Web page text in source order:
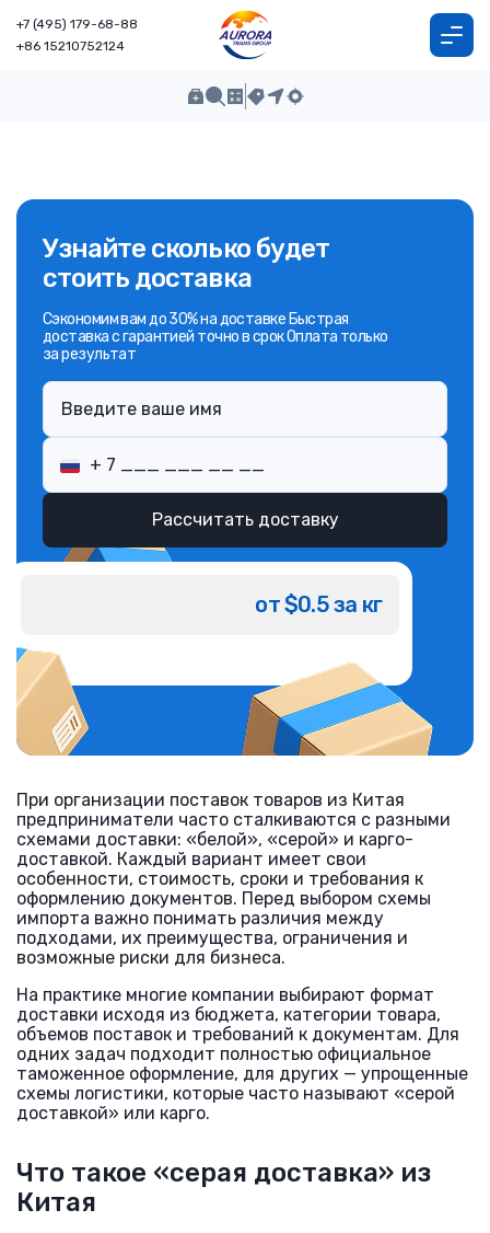
+7 (495) 179-68-88
+86 15210752124
Узнайте сколько будет
стоить доставка
Сэкономим вам до 30% на доставке Быстрая
доставка с гарантией точно в срок Оплата только
за результат
Рассчитать доставку
от $0.5 за кг
При организации поставок товаров из Китая
предприниматели часто сталкиваются с разными
схемами доставки: «белой», «серой» и карго-
доставкой. Каждый вариант имеет свои
особенности, стоимость, сроки и требования к
оформлению документов. Перед выбором схемы
импорта важно понимать различия между
подходами, их преимущества, ограничения и
возможные риски для бизнеса.
На практике многие компании выбирают формат
доставки исходя из бюджета, категории товара,
объемов поставок и требований к документам. Для
одних задач подходит полностью официальное
таможенное оформление, для других — упрощенные
схемы логистики, которые часто называют «серой
доставкой» или карго.
Что такое «серая доставка» из
Китая